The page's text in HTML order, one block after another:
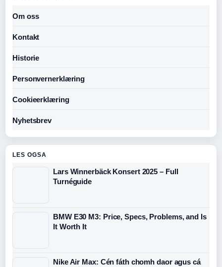
Om oss
Kontakt
Historie
Personvernerklæring
Cookieerklæring
Nyhetsbrev
LES OGSA
Lars Winnerbäck Konsert 2025 – Full
Turnéguide
BMW E30 M3: Price, Specs, Problems, and Is
It Worth It
Nike Air Max: Cén fáth chomh daor agus cá